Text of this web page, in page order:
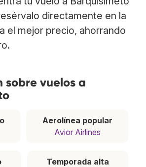
directamente en la
el mejor precio, ahorrando
sobre vuelos a
Aerolínea popular
Avior Airlines
Temporada alta